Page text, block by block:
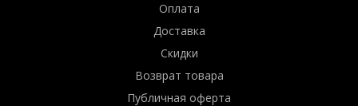
Оплата
Доставка
Скидки
Возврат товара
Публичная оферта